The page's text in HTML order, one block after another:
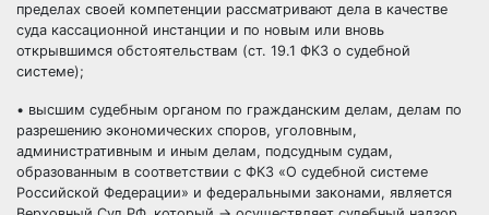
пределах своей компетенции рассматривают дела в качестве
суда кассационной инстанции и по новым или вновь
открывшимся обстоятельствам (ст. 19.1 ФКЗ о судебной
системе);
• высшим судебным органом по гражданским делам, делам по
разрешению экономических споров, уголовным,
административным и иным делам, подсудным судам,
образованным в соответствии с ФКЗ «О судебной системе
Российской Федерации» и федеральными законами, является